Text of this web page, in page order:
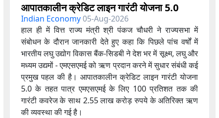
आपातकालीन क्रेडिट लाइन गारंटी योजना 5.0
Indian Economy05-Aug-2026
हाल ही में वित्त राज्य मंत्री श्री पंकज चौधरी ने राज्यसभा में
संबोधन के दौरान जानकारी देते हुए कहा कि पिछले पांच वर्षों में
भारतीय लघु उद्योग विकास बैंक-सिडबी ने देश भर में सूक्ष्म, लघु और
मध्यम उद्यमों - एमएसएमई को ऋण प्रदान करने में सुधार संबंधी कई
प्रमुख पहल की है। आपातकालीन क्रेडिट लाइन गारंटी योजना
5.0 के तहत पात्र एमएसएमई के लिए 100 प्रतिशत तक की
गारंटी कवरेज के साथ 2.55 लाख करोड़ रुपये के अतिरिक्त ऋण
की व्यवस्था की गई है।